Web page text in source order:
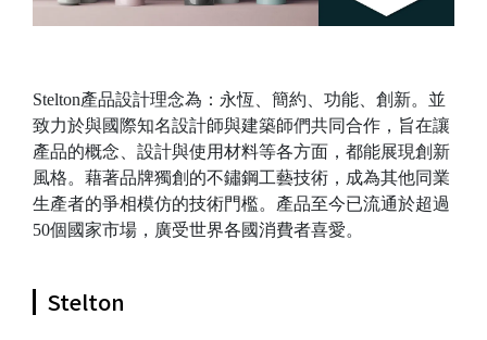
Stelton產品設計理念為：永恆、簡約、功能、創新。並
致力於與國際知名設計師與建築師們共同合作，旨在讓
產品的概念、設計與使用材料等各方面，都能展現創新
風格。藉著品牌獨創的不鏽鋼工藝技術，成為其他同業
生產者的爭相模仿的技術門檻。產品至今已流通於超過
50個國家市場，廣受世界各國消費者喜愛。
Stelton